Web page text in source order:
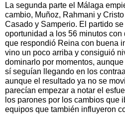
La segunda parte el Málaga
cambio, Muñoz, Rahmani y
Casado y Samperio. El partido
oportunidad a los 56 minutos con
que respondió Reina con buena
vino un poco arriba y consiguió
dominarlo por momentos,
sí seguían llegando en los
aunque el resultado ya no se
parecían empezar a notar el
los parones por los cambios que
equipos que también influyeron